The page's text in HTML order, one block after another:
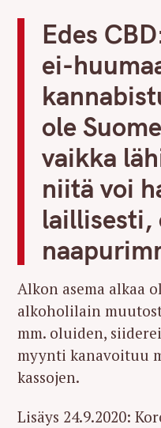
Edes
ei-
ole
vaikka
niitä voi
laillisesti,
Alkon asema alkaa
alkoholilain
mm. oluiden,
myynti kanavoituu
kassojen.
Lisäys 24.9.2020: